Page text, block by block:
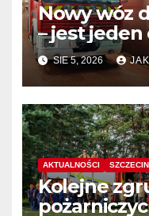
Nowy wóz
– jest
dostawę
SIE 5, 2026
AKTUALNOŚCI
Kolejne